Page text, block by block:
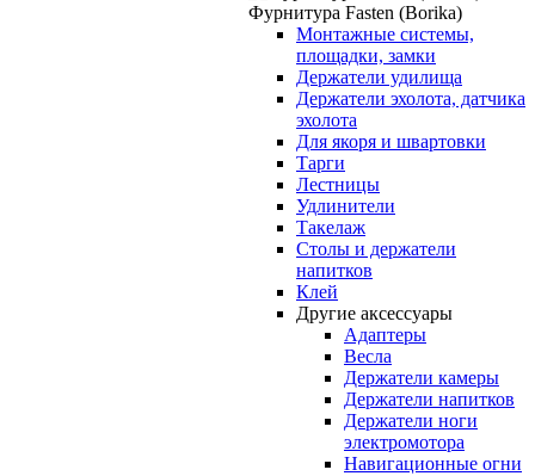
Фурнитура Fasten (Borika)
Монтажные системы,
площадки, замки
Держатели удилища
Держатели эхолота, датчика
эхолота
Для якоря и швартовки
Тарги
Лестницы
Удлинители
Такелаж
Столы и держатели
напитков
Клей
Другие аксессуары
Адаптеры
Весла
Держатели камеры
Держатели напитков
Держатели ноги
электромотора
Навигационные огни